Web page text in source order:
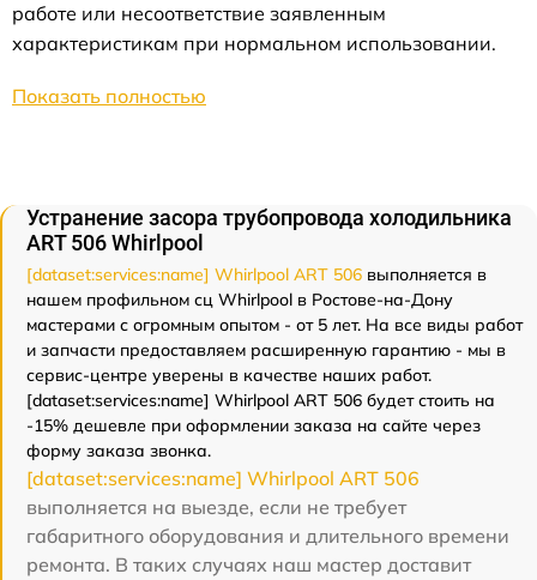
работе или несоответствие заявленным
характеристикам при нормальном использовании.
Показать полностью
Устранение засора трубопровода холодильника
ART 506 Whirlpool
[dataset:services:name] Whirlpool ART 506 выполняется в
нашем профильном сц Whirlpool в Ростове-на-Дону
мастерами с огромным опытом - от 5 лет. На все виды работ
и запчасти предоставляем расширенную гарантию - мы в
сервис-центре уверены в качестве наших работ.
[dataset:services:name] Whirlpool ART 506 будет стоить на
-15% дешевле при оформлении заказа на сайте через
форму заказа звонка.
[dataset:services:name] Whirlpool ART 506
выполняется на выезде, если не требует
габаритного оборудования и длительного времени
ремонта. В таких случаях наш мастер доставит